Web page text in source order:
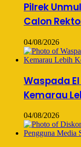
Pilrek
Calon
04/08/2026
Waspada El
Kemarau
04/08/2026